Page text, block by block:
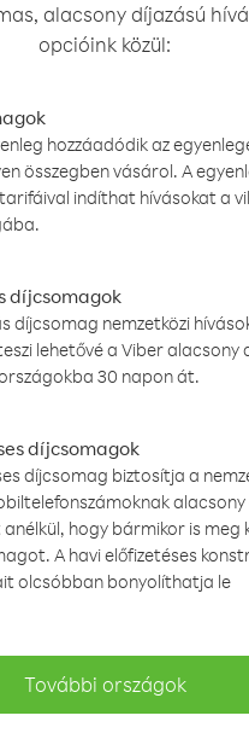
alacsony díjazású
opcióink közül:
hozzáadódik az
összegben vásárol. A
indíthat hívásokat a
díjcsomagok
díjcsomag nemzetközi
lehetővé a Viber alacsony
30 napon át.
díjcsomagok
díjcsomag biztosítja a
alacsony
hogy bármikor is meg
A havi előfizetéses
olcsóbban bonyolíthatja le
További országok